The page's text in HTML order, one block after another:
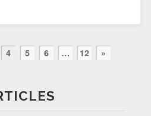
4 5 6 … 12 »